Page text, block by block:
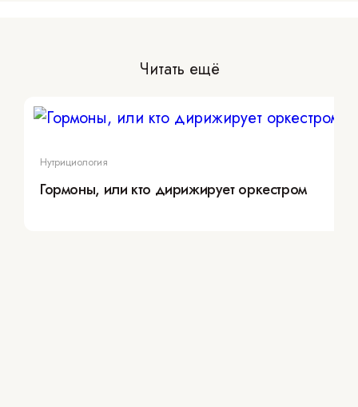
Читать ещё
Нутрициология
Гормоны, или кто дирижирует оркестром